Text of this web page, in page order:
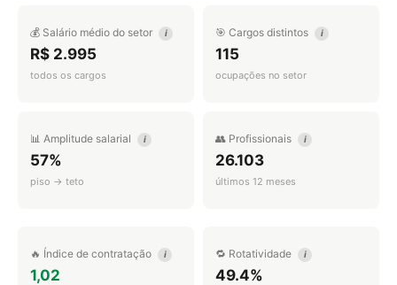
💰 Salário médio do setor i
R$ 2.995
todos os cargos
🎯 Cargos distintos i
115
ocupações no setor
📊 Amplitude salarial i
57%
piso → teto
👥 Profissionais i
26.103
últimos 12 meses
🔥 Índice de contratação i
1,02
🔁 Rotatividade i
49.4%